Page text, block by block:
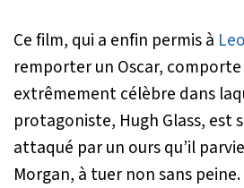
Ce film, qui a enfin permis à
remporter un Oscar, comporte
extrêmement célèbre dans
protagoniste, Hugh Glass, est
attaqué par un ours qu’il
Morgan, à tuer non sans peine.